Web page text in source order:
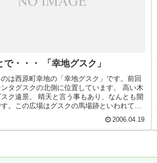
・・・ 「幸地グスク」
は西原町幸地の「幸地グスク」です。前回
タグスクの北側に位置しています。 高い木
ク遠景。 晴天と言う事もあり、なんとも開
。この広場はグスクの馬場跡といわれてい
2006.04.19